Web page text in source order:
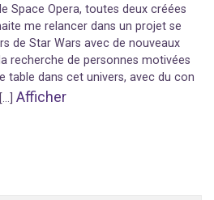
Space Opera, toutes deux créées
me relancer dans un projet se
de Star Wars avec de nouveaux
recherche de personnes motivées
table dans cet univers, avec du con
[…] Afficher